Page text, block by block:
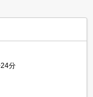
分